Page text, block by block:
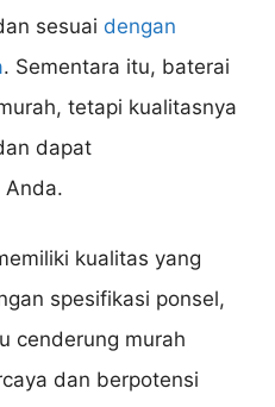
sesuai dengan
. Sementara itu, baterai
tetapi kualitasnya
dapat
Anda.
kualitas yang
spesifikasi ponsel,
cenderung murah
dan berpotensi